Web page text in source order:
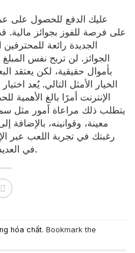
عليك الدفع للحصول على
على فرصة للفوز بجوائز مالية.
الجديدة رائعة
الجوائز. لن تربح نفس
بأموال حقيقية، لكن يعتقد
الخيار الأمثل التالي. يُعد
الإنترنت أمرًا بالغ
يتطلب ذلك مراعاة أمور مثل
معينة، وقوانينه، بالإضافة
رغبتك في تجربة اللعب عبر
في العديد من مواقع الكازينوهات الأخرى.
hóa chất. Bookmark the